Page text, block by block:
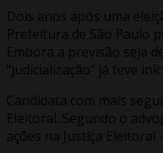
Dois anos após uma
Prefeitura de São Paulo
Embora a previsão seja
“judicialização” já teve
Candidata com mais
Eleitoral. Segundo o
ações na Justiça